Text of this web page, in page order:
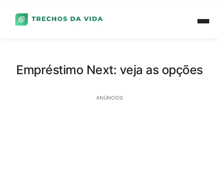
Empréstimo Next: veja as opções
ANÚNCIOS